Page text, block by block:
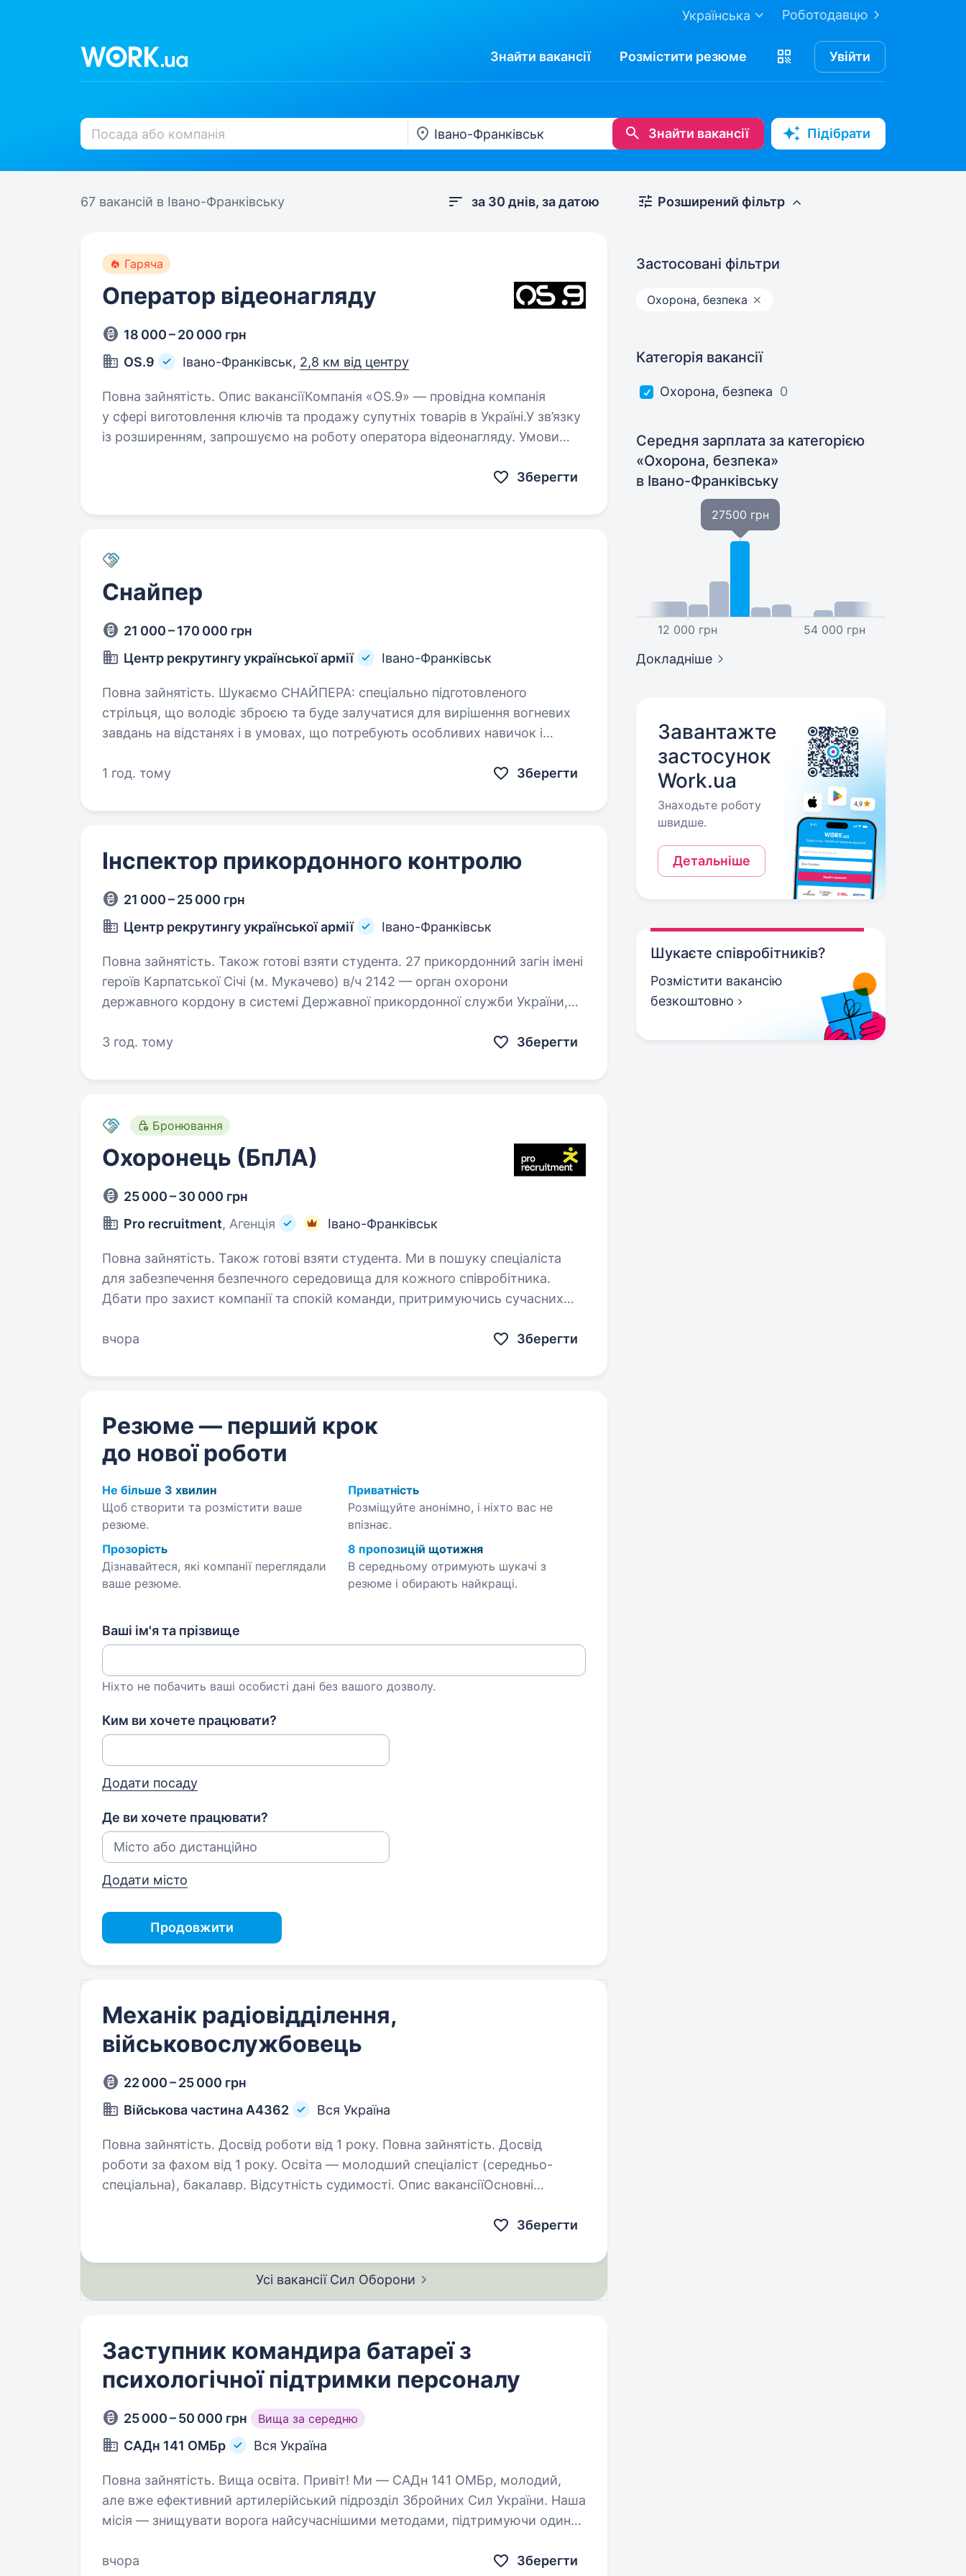
Роботодавцю
Українська
Знайти вакансії Розмістити резюме Увійти
Знайти вакансії Підібрати
67 вакансій в Івано-Франківську за 30 днів, за датою
Гаряча
Оператор відеонагляду
18 000 – 20 000 грн
OS.9
Івано-Франківськ, 2,8 км від центру
Повна зайнятість. Опис вакансіїКомпанія «OS.9» — провідна компанія
у сфері виготовлення ключів та продажу супутніх товарів в Україні.У зв’язку
із розширенням, запрошуємо на роботу оператора відеонагляду. Умови
Зберегти
Снайпер
21 000 – 170 000 грн
Центр рекрутингу української армії
Івано-Франківськ
Повна зайнятість. Шукаємо СНАЙПЕРА: спеціально підготовленого
стрільця, що володіє зброєю та буде залучатися для вирішення вогневих
завдань на відстанях і в умовах, що потребують особливих навичок і
1 год. тому
Зберегти
Інспектор прикордонного контролю
21 000 – 25 000 грн
Центр рекрутингу української армії
Івано-Франківськ
Повна зайнятість. Також готові взяти студента. 27 прикордонний загін імені
героїв Карпатської Січі (м. Мукачево) в/ч 2142 — орган охорони
державного кордону в системі Державної прикордонної служби України,
3 год. тому
Зберегти
Бронювання
Охоронець (БпЛА)
25 000 – 30 000 грн
Pro recruitment, Агенція Івано-Франківськ
Повна зайнятість. Також готові взяти студента. Ми в пошуку спеціаліста
для забезпечення безпечного середовища для кожного співробітника.
Дбати про захист компанії та спокій команди, притримуючись сучасних
вчора
Зберегти
Резюме — перший крок
до нової роботи
Не більше 3 хвилин
Щоб створити та розмістити ваше
резюме.
Приватність
Розміщуйте анонімно, і ніхто вас не
впізнає.
Прозорість
Дізнавайтеся, які компанії переглядали
ваше резюме.
8 пропозицій щотижня
В середньому отримують шукачі з
резюме і обирають найкращі.
Ваші ім'я та прізвище
Ніхто не побачить ваші особисті дані без вашого дозволу.
Ким ви хочете працювати?
Додати посаду
Де ви хочете працювати?
Додати місто
Продовжити
Механік радіовідділення,
військовослужбовець
22 000 – 25 000 грн
Військова частина А4362
Вся Україна
Повна зайнятість. Досвід роботи від 1 року. Повна зайнятість. Досвід
роботи за фахом від 1 року. Освіта — молодший спеціаліст (середньо-
спеціальна), бакалавр. Відсутність судимості. Опис вакансіїОсновні
Зберегти
Усі вакансії Сил Оборони
Заступник командира батареї з
психологічної підтримки персоналу
25 000 – 50 000 грн Вища за середню
САДн 141 ОМБр Вся Україна
Повна зайнятість. Вища освіта. Привіт! Ми — САДн 141 ОМБр, молодий,
але вже ефективний артилерійський підрозділ Збройних Сил України. Наша
місія — знищувати ворога найсучаснішими методами, підтримуючи один
вчора
Зберегти
Розширений фільтр
Застосовані фільтри
Охорона, безпека
Категорія вакансії
Охорона, безпека 0
Середня зарплата за категорією
«Охорона, безпека»
в Івано-Франківську
12 000 грн
27500 грн
54 000 грн
Докладніше
Завантажте
застосунок
Work.ua
Знаходьте роботу
швидше.
Детальніше
Шукаєте співробітників?
Розмістити вакансію
безкоштовно